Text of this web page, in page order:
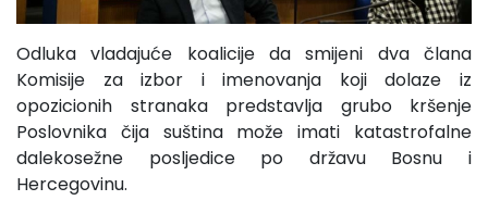
Odluka vladajuće koalicije da smijeni dva člana
Komisije za izbor i imenovanja koji dolaze iz
opozicionih stranaka predstavlja grubo kršenje
Poslovnika čija suština može imati katastrofalne
dalekosežne posljedice po državu Bosnu i
Hercegovinu.